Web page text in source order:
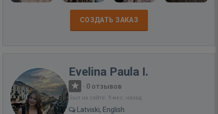
СОЗДАТЬ ЗАКАЗ
Evelina Paula I.
· 0 отзывов
Был на сайте: 9 мес. назад
Latviski, English